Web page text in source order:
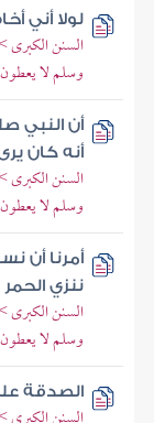
لولا أني
السنن
وسلم لا
أن النبي
أنه كان
السنن
وسلم لا
أمرنا أن
ننزي
السنن
وسلم لا
الصدقة